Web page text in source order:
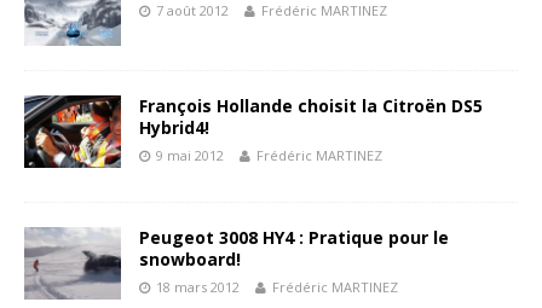
7 août 2012 Frédéric MARTINEZ
François Hollande choisit la Citroën DS5
Hybrid4!
9 mai 2012 Frédéric MARTINEZ
Peugeot 3008 HY4 : Pratique pour le
snowboard!
18 mars 2012 Frédéric MARTINEZ